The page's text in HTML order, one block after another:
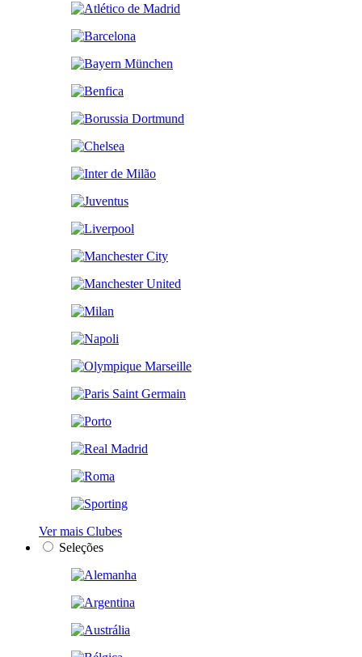
Ver mais Clubes
Seleções